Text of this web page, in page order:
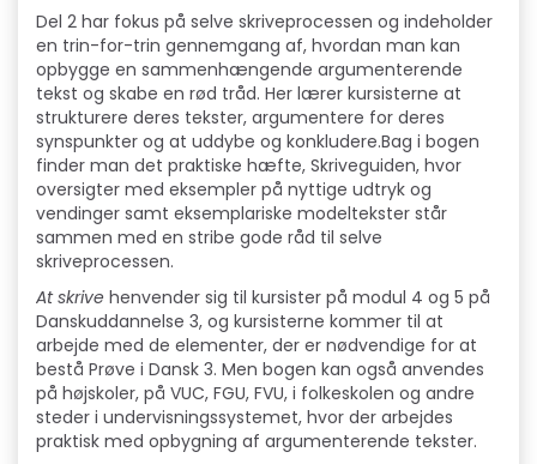
Del 2 har fokus på selve skriveprocessen og indeholder
en trin-for-trin gennemgang af, hvordan man kan
opbygge en sammenhængende argumenterende
tekst og skabe en rød tråd. Her lærer kursisterne at
strukturere deres tekster, argumentere for deres
synspunkter og at uddybe og konkludere.Bag i bogen
finder man det praktiske hæfte, Skriveguiden, hvor
oversigter med eksempler på nyttige udtryk og
vendinger samt eksemplariske modeltekster står
sammen med en stribe gode råd til selve
skriveprocessen.
At skrive henvender sig til kursister på modul 4 og 5 på
Danskuddannelse 3, og kursisterne kommer til at
arbejde med de elementer, der er nødvendige for at
bestå Prøve i Dansk 3. Men bogen kan også anvendes
på højskoler, på VUC, FGU, FVU, i folkeskolen og andre
steder i undervisningssystemet, hvor der arbejdes
praktisk med opbygning af argumenterende tekster.